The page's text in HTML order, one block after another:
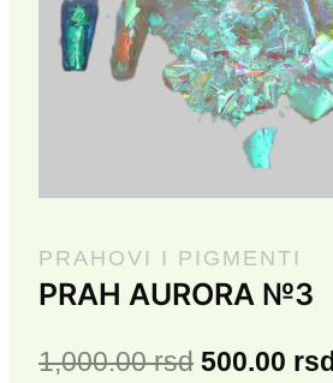
PRAHOVI I PIGMENTI
PRAH AURORA №3
1,000.00rsd Originalna
500.00 rsd